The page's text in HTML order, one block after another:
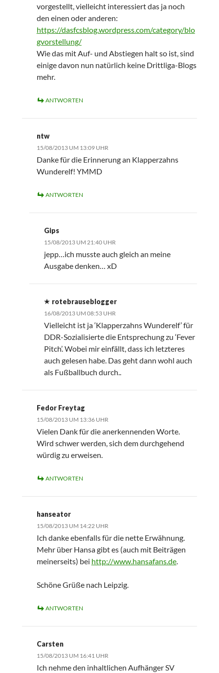
vorgestellt, vielleicht interessiert das ja noch
den einen oder anderen:
https://dasfcsblog.wordpress.com/category/blo
gvorstellung/
Wie das mit Auf- und Abstiegen halt so ist, sind
einige davon nun natürlich keine Drittliga-Blogs
mehr.
ANTWORTEN
ntw
15/08/2013 UM 13:09 UHR
Danke für die Erinnerung an Klapperzahns
Wunderelf! YMMD
ANTWORTEN
Gips
15/08/2013 UM 21:40 UHR
jepp…ich musste auch gleich an meine
Ausgabe denken… xD
rotebrauseblogger
16/08/2013 UM 08:53 UHR
Vielleicht ist ja ‘Klapperzahns Wunderelf’ für
DDR-Sozialisierte die Entsprechung zu ‘Fever
Pitch’. Wobei mir einfällt, dass ich letzteres
auch gelesen habe. Das geht dann wohl auch
als Fußballbuch durch..
Fedor Freytag
15/08/2013 UM 13:36 UHR
Vielen Dank für die anerkennenden Worte.
Wird schwer werden, sich dem durchgehend
würdig zu erweisen.
ANTWORTEN
hanseator
15/08/2013 UM 14:22 UHR
Ich danke ebenfalls für die nette Erwähnung.
Mehr über Hansa gibt es (auch mit Beiträgen
meinerseits) bei http://www.hansafans.de.
Schöne Grüße nach Leipzig.
ANTWORTEN
Carsten
15/08/2013 UM 16:41 UHR
Ich nehme den inhaltlichen Aufhänger SV